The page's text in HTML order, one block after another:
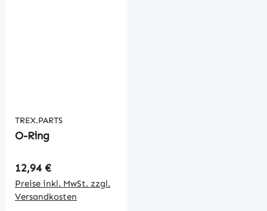
TREX.PARTS
O-Ring
Regulärer Preis:
12,94 €
Preise inkl. MwSt. zzgl.
Versandkosten